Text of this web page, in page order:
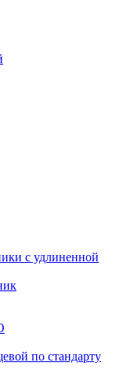
с удлиненной
по стандарту